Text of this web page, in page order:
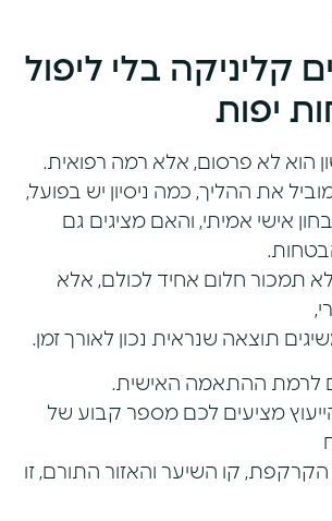
קליניקה בלי ליפול
יפות
הוא לא פרסום, אלא רמה רפואית.
את ההליך, כמה ניסיון יש בפועל,
אישי אמיתי, והאם מציגים גם
לא תמכור חלום אחיד לכולם, אלא
תוצאה שנראית נכון לאורך זמן.
לרמת ההתאמה האישית.
מציעים לכם מספר קבוע של
קו השיער והאזור התורם, זו